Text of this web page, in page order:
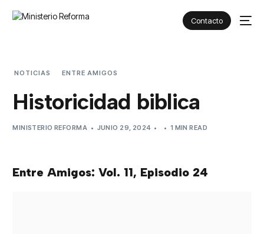
Contacto
NOTICIAS ENTRE AMIGOS
Historicidad biblica
MINISTERIO REFORMA JUNIO 29, 2024 1 MIN READ
Entre Amigos: Vol. 11, Episodio 24